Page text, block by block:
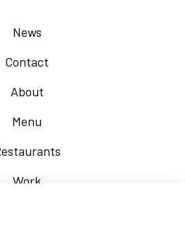
News
Contact
About
Menu
Work